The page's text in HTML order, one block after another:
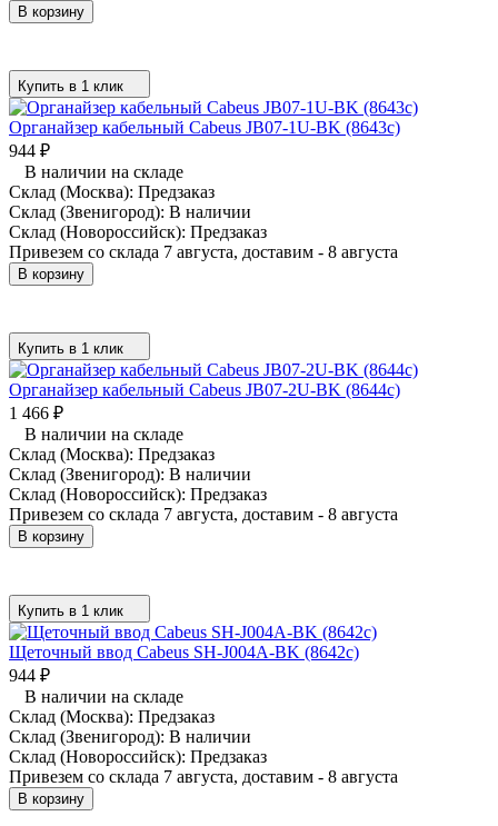
В корзину
Купить в 1 клик
Органайзер кабельный Cabeus JB07-1U-BK (8643c)
944 ₽
В наличии на складе
Склад (Москва): Предзаказ
Склад (Звенигород): В наличии
Склад (Новороссийск): Предзаказ
Привезем со склада 7 августа, доставим - 8 августа
В корзину
Купить в 1 клик
Органайзер кабельный Cabeus JB07-2U-BK (8644c)
1 466 ₽
В наличии на складе
Склад (Москва): Предзаказ
Склад (Звенигород): В наличии
Склад (Новороссийск): Предзаказ
Привезем со склада 7 августа, доставим - 8 августа
В корзину
Купить в 1 клик
Щеточный ввод Cabeus SH-J004A-BK (8642c)
944 ₽
В наличии на складе
Склад (Москва): Предзаказ
Склад (Звенигород): В наличии
Склад (Новороссийск): Предзаказ
Привезем со склада 7 августа, доставим - 8 августа
В корзину